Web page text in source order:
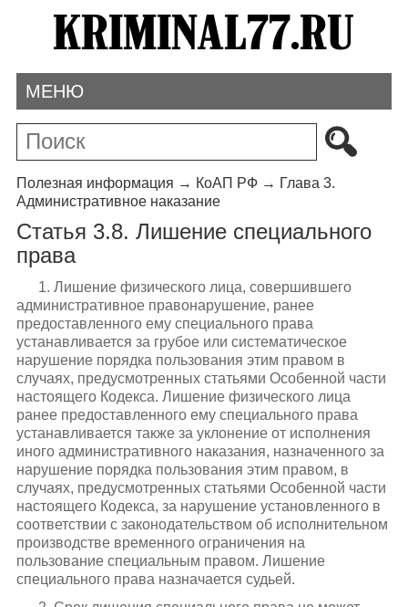
МЕНЮ
Полезная информация → КоАП РФ→ Глава 3.
Административное наказание
Статья 3.8. Лишение специального
права
1. Лишение физического лица, совершившего
административное правонарушение, ранее
предоставленного ему специального права
устанавливается за грубое или систематическое
нарушение порядка пользования этим правом в
случаях, предусмотренных статьями Особенной части
настоящего Кодекса. Лишение физического лица
ранее предоставленного ему специального права
устанавливается также за уклонение от исполнения
иного административного наказания, назначенного за
нарушение порядка пользования этим правом, в
случаях, предусмотренных статьями Особенной части
настоящего Кодекса, за нарушение установленного в
соответствии с законодательством об исполнительном
производстве временного ограничения на
пользование специальным правом. Лишение
специального права назначается судьей.